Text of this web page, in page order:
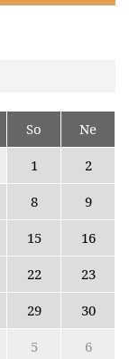
So
Ne
1
2
8
9
15
16
22
23
29
30
5 6